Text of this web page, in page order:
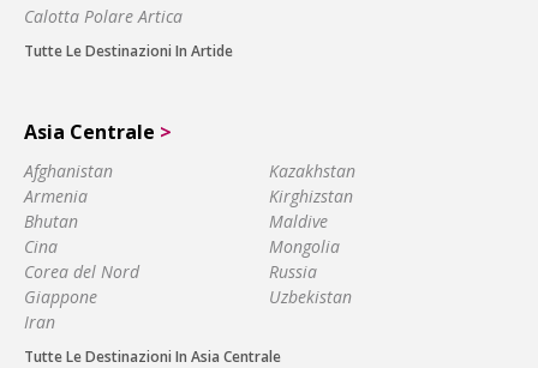
Calotta Polare Artica
Tutte Le Destinazioni In Artide
Asia Centrale >
Afghanistan
Armenia
Bhutan
Cina
Corea del Nord
Giappone
Iran
Kazakhstan
Kirghizstan
Maldive
Mongolia
Russia
Uzbekistan
Tutte Le Destinazioni In Asia Centrale